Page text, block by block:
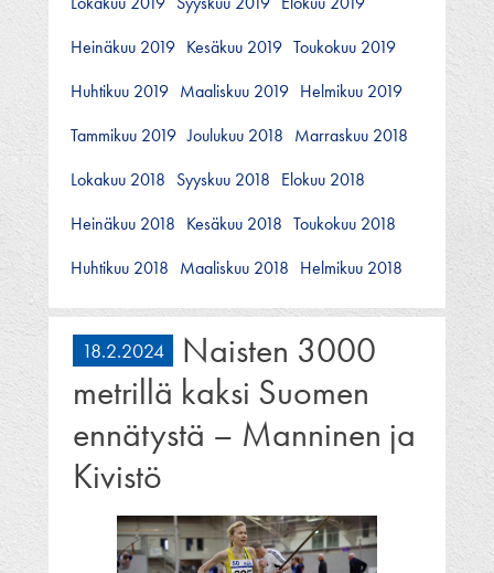
Heinäkuu 2019 Kesäkuu 2019 Toukokuu 2019
Huhtikuu 2019 Maaliskuu 2019 Helmikuu 2019
Tammikuu 2019 Joulukuu 2018 Marraskuu 2018
Lokakuu 2018 Syyskuu 2018 Elokuu 2018
Heinäkuu 2018 Kesäkuu 2018 Toukokuu 2018
Huhtikuu 2018 Maaliskuu 2018 Helmikuu 2018
18.2.2024
Naisten 3000
metrillä kaksi Suomen
ennätystä – Manninen ja
Kivistö